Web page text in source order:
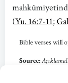
(Yu. 16:7-11;
Bible verses will
Source: